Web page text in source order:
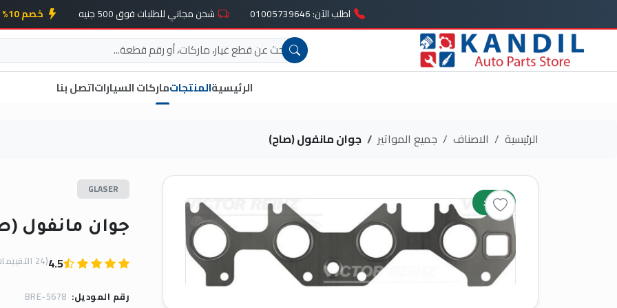
اطلب الآن: 01005739646 شحن مجاني للطلبات فوق 500 جنيه خصم 10% على أول طلب
الرئيسيةالمنتجاتماركات السياراتاتصل بنا
الرئيسية الاصناف جميع المواتير جوان مانفول (صاج)
جديد
GLASER
جوان مانفول
4.5(24 التقييمات)
رقم الموديل: BRE-5678